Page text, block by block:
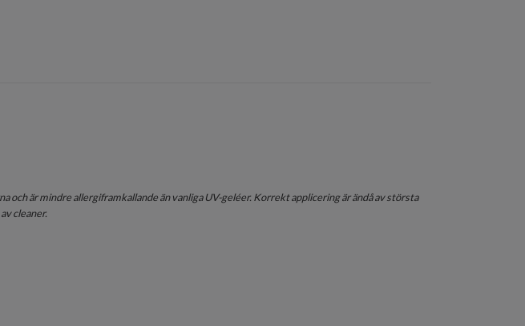
och är mindre allergiframkallande än vanliga UV-geléer. Korrekt applicering är ändå av största
cleaner.